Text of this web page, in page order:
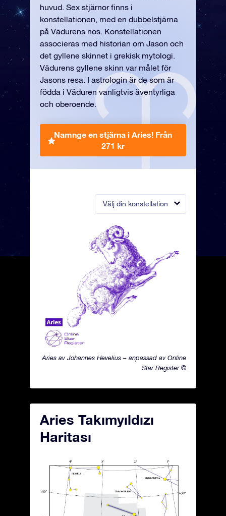
Välj din konstellation
Aries av Johannes Hevelius – anpassad av Online
Star Register ©
huvud. Sex stjärnor finns i
konstellationen, med en dubbelstjärna
på Vädurens nos. Konstellationen
associeras med historian om Jason och
det gyllene skinnet i grekisk mytologi.
Vädurens gyllene skinn var målet för
Jasons resa. I astrologin är de som är
födda i Väduren vanligtvis äventyrliga
och oberoende.
Namnge en stjärna i Aries! Från
271 kr
Aries Takımyıldızı
Haritası